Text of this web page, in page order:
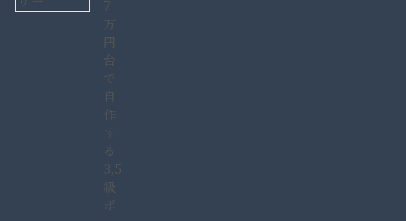
7
万
円
台
で
自
作
す
る
3,584Wh
級
ポ